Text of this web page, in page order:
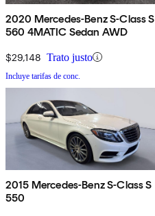
2020 Mercedes-Benz S-Class S
560 4MATIC Sedan AWD
$29,148 Trato justo
Incluye tarifas de conc.
2015 Mercedes-Benz S-Class S
550